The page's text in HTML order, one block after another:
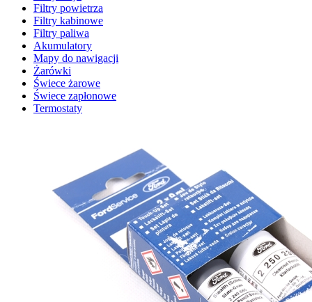
Filtry powietrza
Filtry kabinowe
Filtry paliwa
Akumulatory
Mapy do nawigacji
Żarówki
Świece żarowe
Świece zapłonowe
Termostaty